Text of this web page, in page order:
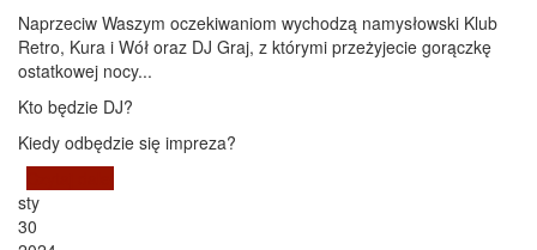
Naprzeciw Waszym oczekiwaniom wychodzą namysłowski Klub
Retro, Kura i Wół oraz DJ Graj, z którymi przeżyjecie gorączkę
ostatkowej nocy...
Kto będzie DJ?
Kiedy odbędzie się impreza?
sty
30